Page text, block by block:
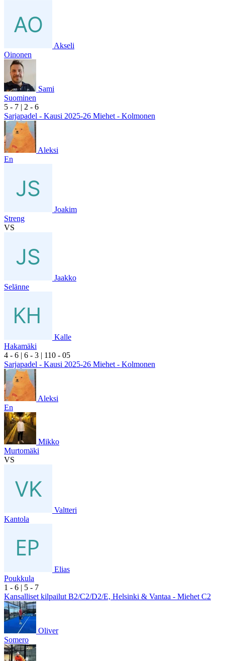
Akseli
Oinonen
Sami
Suominen
5 - 7 | 2 - 6
Sarjapadel - Kausi 2025-26 Miehet - Kolmonen
Aleksi
En
Joakim
Streng
VS
Jaakko
Selänne
Kalle
Hakamäki
4 - 6 | 6 - 3 | 110 - 05
Sarjapadel - Kausi 2025-26 Miehet - Kolmonen
Aleksi
En
Mikko
Murtomäki
VS
Valtteri
Kantola
Elias
Poukkula
1 - 6 | 5 - 7
Kansalliset kilpailut B2/C2/D2/E, Helsinki & Vantaa - Miehet C2
Oliver
Somero